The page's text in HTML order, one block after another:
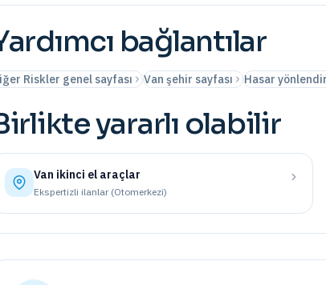
bağlantılar
Riskler genel sayfası Van şehir sayfası Hasar
yararlı olabilir
Van ikinci el araçlar
Ekspertizli ilanlar (Otomerkezi)